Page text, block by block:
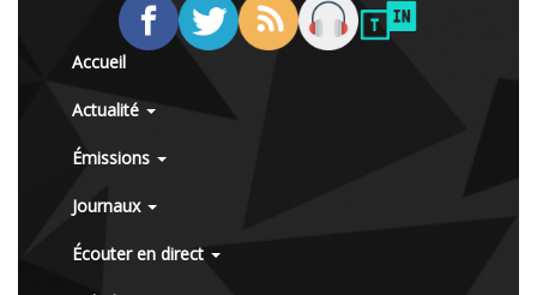
Accueil
Actualité
Émissions
Journaux
Écouter en direct